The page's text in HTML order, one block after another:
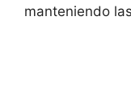
manteniendo